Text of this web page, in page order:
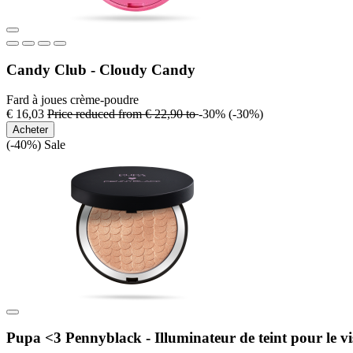
Candy Club - Cloudy Candy
Fard à joues crème-poudre
€ 16,03 Price reduced from€ 22,90to-30% (-30%)
Acheter
(-40%) Sale
Pupa <3 Pennyblack - Illuminateur de teint pour le